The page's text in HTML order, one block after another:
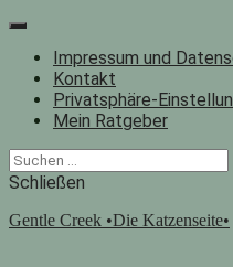
Zum
springenImpressum und
Kontakt
Privatsphäre-
Mein Ratgeber
Facebook
Instagram
"Suche"-
Button
Suchen
nach:
Schließen
Gentle Creek •Die Katzenseite•